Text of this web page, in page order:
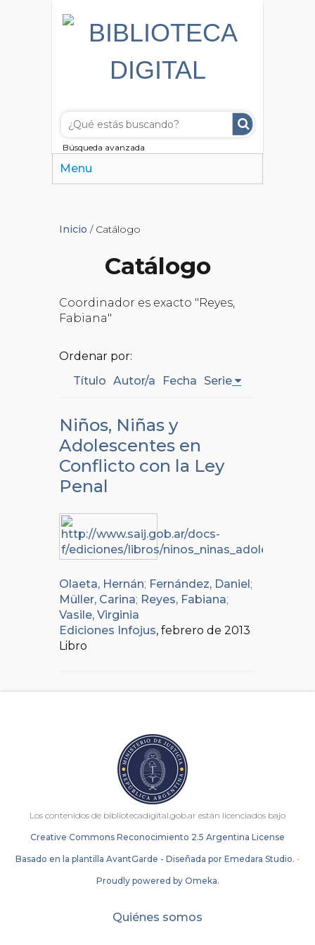
Búsqueda avanzada
Menu
Inicio / Catálogo
Catálogo
Coordinador es exacto "Reyes,
Fabiana"
Ordenar por:
Título Autor/a Fecha Serie
Niños, Niñas y
Adolescentes en
Conflicto con la Ley
Penal
Olaeta, Hernán; Fernández, Daniel ;
Müller, Carina; Reyes, Fabiana;
Vasile, Virginia
Ediciones Infojus, febrero de 2013
Libro
Los contenidos de bibliotecadigital.gob.ar están licenciados bajo
Creative Commons Reconocimiento 2.5 Argentina License
Basado en la plantilla AvantGarde - Diseñada por Emedara Studio. -
Proudly powered by Omeka.
Quiénes somos